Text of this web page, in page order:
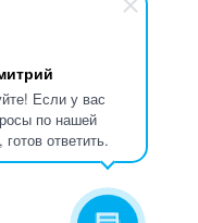
Если у вас
по нашей
готов ответить.